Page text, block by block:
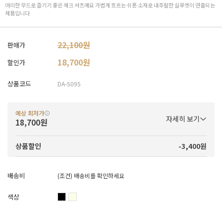
여리한 무드로 즐기기 좋은 체크 셔츠예요 가볍게 흐르는 쉬폰 소재로 내추럴한 실루엣이 연출되는
제품입니다
판매가 22,100원
할인가 18,700원
상품코드 DA-5095
예상 최저가
18,700원 자세히 보기
상품할인 -3,400원
배송비 (조건) 배송비를 확인하세요
색상